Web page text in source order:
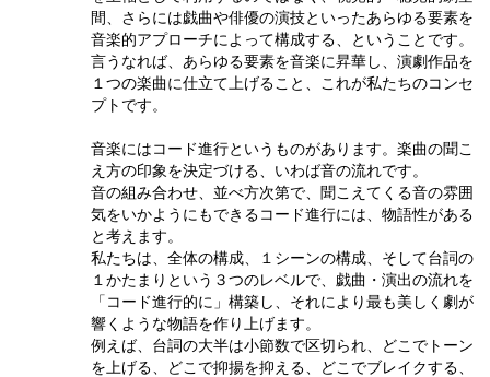
間、さらには戯曲や俳優の演技といったあらゆる要素を
音楽的アプローチによって構成する、ということです。
言うなれば、あらゆる要素を音楽に昇華し、演劇作品を
１つの楽曲に仕立て上げること、これが私たちのコンセ
プトです。
音楽にはコード進行というものがあります。楽曲の聞こ
え方の印象を決定づける、いわば音の流れです。
音の組み合わせ、並べ方次第で、聞こえてくる音の雰囲
気をいかようにもできるコード進行には、物語性がある
と考えます。
私たちは、全体の構成、１シーンの構成、そして台詞の
１かたまりという３つのレベルで、戯曲・演出の流れを
「コード進行的に」構築し、それにより最も美しく劇が
響くような物語を作り上げます。
例えば、台詞の大半は小節数で区切られ、どこでトーン
を上げる、どこで抑揚を抑える、どこでブレイクする、